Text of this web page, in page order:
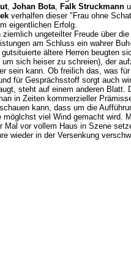
, Johan Bota, Falk Struckmann
verhalfen dieser "Frau ohne
eigentlichen Erfolg.
ziemlich ungeteilter Freude über die
am Schluss ein wahrer
ältere Herren beugten
um sich heiser zu schreien), der
sein kann. Ob freilich das, was
für Gesprächsstoff sorgt auch
steht auf einem anderen Blatt.
in Zeiten kommerzieller
kann, dass um die
möglchst viel Wind gemacht wird.
Mal vor vollem Haus in Szene
wieder in der Versenkung